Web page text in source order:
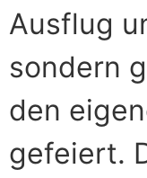
Ausflug
sondern
den
gefeiert.